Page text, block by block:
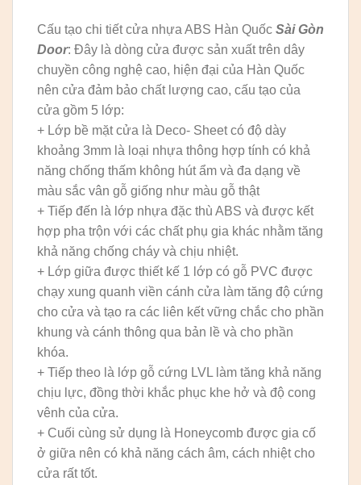
Cấu tạo chi tiết cửa nhựa ABS Hàn Quốc Sài Gòn
Door: Đây là dòng cửa được sản xuất trên dây
chuyền công nghệ cao, hiện đại của Hàn Quốc
nên cửa đảm bảo chất lượng cao, cấu tạo của
cửa gồm 5 lớp:
+ Lớp bề mặt cửa là Deco- Sheet có độ dày
khoảng 3mm là loại nhựa thông hợp tính có khả
năng chống thấm không hút ẩm và đa dạng về
màu sắc vân gỗ giống như màu gỗ thật
+ Tiếp đến là lớp nhựa đặc thù ABS và được kết
hợp pha trộn với các chất phụ gia khác nhằm tăng
khả năng chống cháy và chịu nhiệt.
+ Lớp giữa được thiết kế 1 lớp có gỗ PVC được
chạy xung quanh viền cánh cửa làm tăng độ cứng
cho cửa và tạo ra các liên kết vững chắc cho phần
khung và cánh thông qua bản lề và cho phần
khóa.
+ Tiếp theo là lớp gỗ cứng LVL làm tăng khả năng
chịu lực, đồng thời khắc phục khe hở và độ cong
vênh của cửa.
+ Cuối cùng sử dụng là Honeycomb được gia cố
ở giữa nên có khả năng cách âm, cách nhiệt cho
cửa rất tốt.